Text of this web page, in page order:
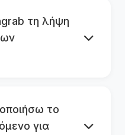
τη λήψη
το
για